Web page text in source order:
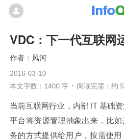
VDC：下一代互联网
风河
2016-03-10
本文字数：1400 字
阅读完需：约
当前互联网行业，内部 IT 基础
平台将资源管理抽象出来，比
务的方式提供给用户，按需使